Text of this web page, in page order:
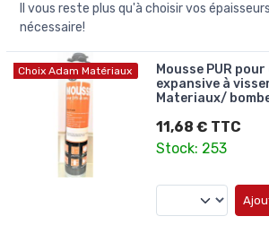
Il vous reste plus qu'à choisir vos
nécessaire!
Choix Adam Matériaux
Mousse PUR
expansive à
Materiaux/
11,68 € TTC
Stock: 253